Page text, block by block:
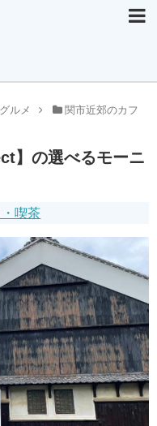
ルメ
関市近郊のカフ
】の選べるモーニ
喫茶